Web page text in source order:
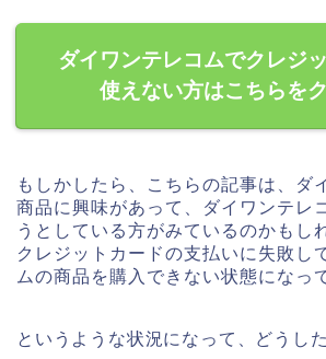
ダイワンテレコムでクレジ
使えない方はこちらを
もしかしたら、こちらの記事は、ダ
商品に興味があって、ダイワンテレ
うとしている方がみているのかもし
クレジットカードの支払いに失敗し
ムの商品を購入できない状態になっ
というような状況になって、どうし